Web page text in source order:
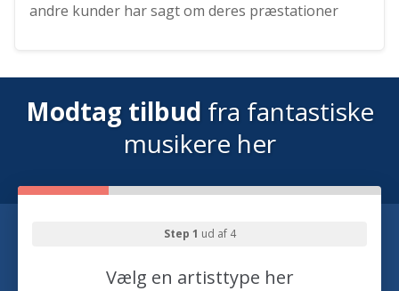
andre kunder har sagt om deres præstationer
Modtag tilbud fra fantastiske
musikere her
Step 1 ud af 4
Vælg en artisttype her